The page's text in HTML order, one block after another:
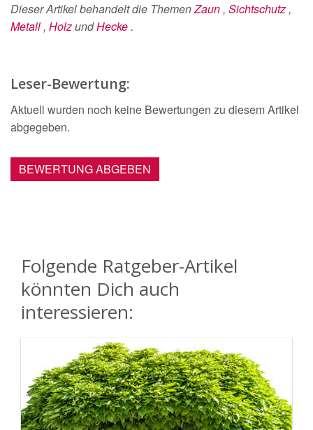
Dieser Artikel behandelt die ThemenZaun, Sichtschutz,
Metall, HolzundHecke.
Leser-Bewertung:
Aktuell wurden noch keine Bewertungen zu diesem Artikel
abgegeben.
BEWERTUNG ABGEBEN
Folgende Ratgeber-Artikel
könnten Dich auch
interessieren: